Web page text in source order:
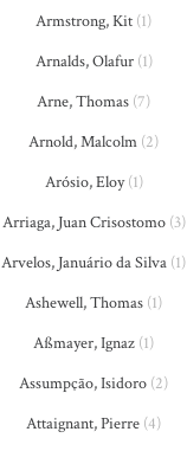
Armstrong, Kit (1)
Arnalds, Olafur(1)
Arne, Thomas (7)
Arnold, Malcolm (2)
Arósio, Eloy(1)
Arriaga, Juan Crisostomo(3)
Arvelos, Januário da Silva (1)
Ashewell, Thomas (1)
Aßmayer, Ignaz (1)
Assumpção, Isidoro (2)
Attaignant, Pierre (4)